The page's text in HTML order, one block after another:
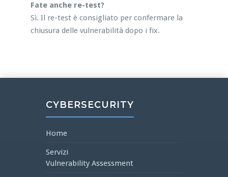
Fate anche re-test?
Sì. Il re-test è consigliato per confermare la
chiusura delle vulnerabilità dopo i fix.
CYBERSECURITY
Home
Servizi
Vulnerability Assessment